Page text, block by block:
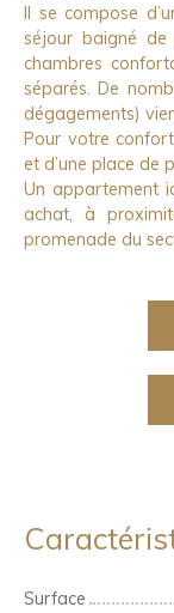
Il se compose
séjour baigné de
chambres
séparés. De
dégagements)
Pour votre
et d’une place de
Un appartement
achat, à
promenade du
Surface